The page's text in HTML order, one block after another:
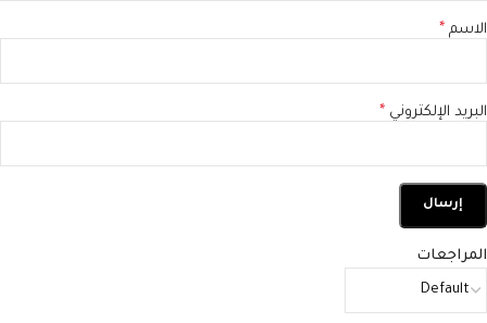
المراجعات
الاسم *
البريد الإلكتروني *